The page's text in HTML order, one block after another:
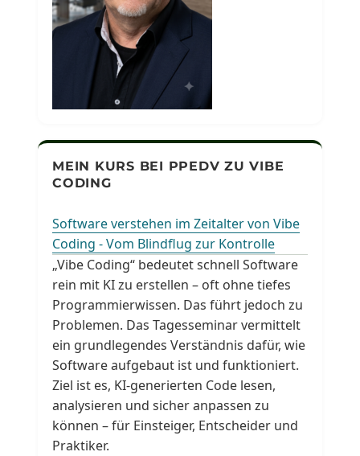
MEIN KURS BEI PPEDV ZU VIBE
CODING
Software verstehen im Zeitalter von Vibe
Coding - Vom Blindflug zur Kontrolle
„Vibe Coding“ bedeutet schnell Software
rein mit KI zu erstellen – oft ohne tiefes
Programmierwissen. Das führt jedoch zu
Problemen. Das Tagesseminar vermittelt
ein grundlegendes Verständnis dafür, wie
Software aufgebaut ist und funktioniert.
Ziel ist es, KI-generierten Code lesen,
analysieren und sicher anpassen zu
können – für Einsteiger, Entscheider und
Praktiker.